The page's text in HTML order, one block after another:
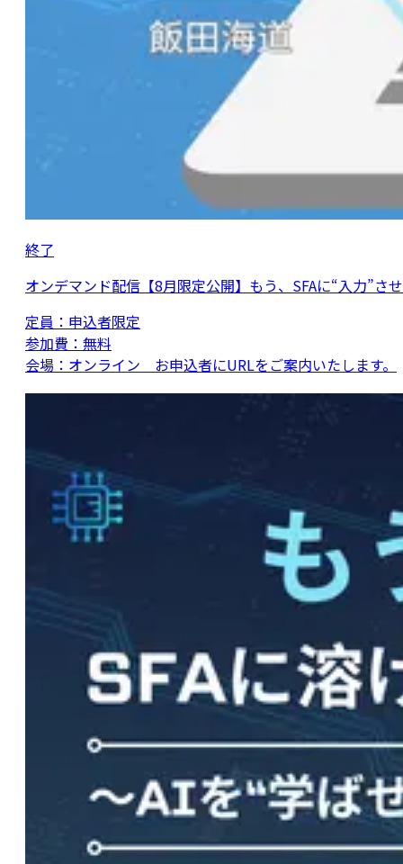
終了
オンデマンド配信【8月限定公開】もう、SFAに“入力”さ
定員： 申込者限定
参加費： 無料
会場： オンライン お申込者にURLをご案内いたします。